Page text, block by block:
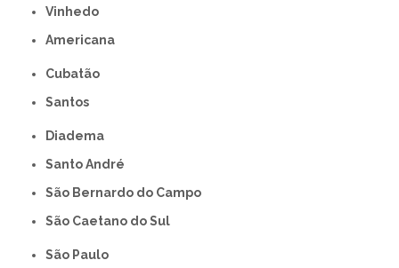
Vinhedo
americana
Cubatão
Santos
Diadema
Santo André
São Bernardo do Campo
São Caetano do Sul
São Paulo